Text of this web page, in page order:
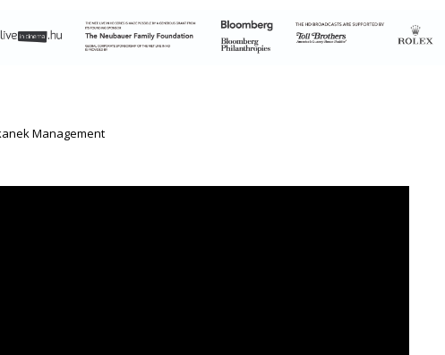
Management